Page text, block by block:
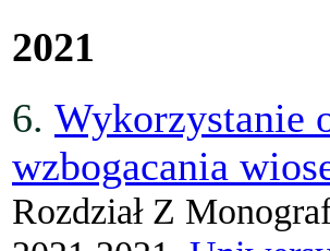
2021
6. Wykorzystanie
wzbogacania
Rozdział Z